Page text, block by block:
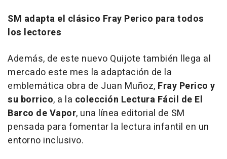
SM adapta el clásico Fray Perico para todos
los lectores
Además, de este nuevo Quijote también llega al
mercado este mes la adaptación de la
emblemática obra de Juan Muñoz, Fray Perico y
su borrico, a la colección Lectura Fácil de El
Barco de Vapor, una línea editorial de SM
pensada para fomentar la lectura infantil en un
entorno inclusivo.